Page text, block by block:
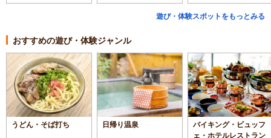
遊び・体験スポットをもっとみる
おすすめの遊び・体験ジャンル
うどん・そば打ち 日帰り温泉
バイキング・ビュッフ
ェ・ホテルレストラン